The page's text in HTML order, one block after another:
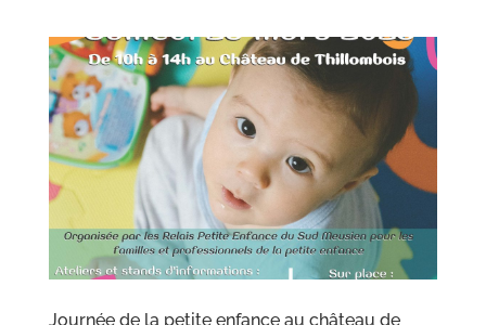
Journée de la petite enfance au château de